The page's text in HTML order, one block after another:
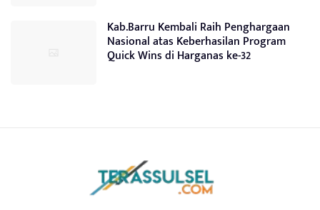
Kab.Barru Kembali Raih Penghargaan
Nasional atas Keberhasilan Program
Quick Wins di Harganas ke-32